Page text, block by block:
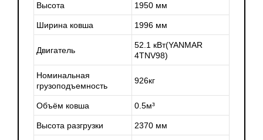
Высота 1950 мм
Ширина ковша 1996 мм
Двигатель
52.1 кВт(YANMAR
4TNV98)
Номинальная
грузоподъемность
926кг
Объём ковша 0.5м³
Высота разгрузки 2370 мм